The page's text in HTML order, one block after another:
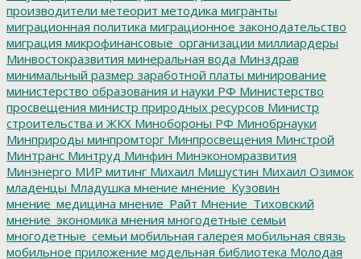
производители метеорит методика мигранты
миграционная политика миграционное законодательство
миграция микрофинансовые_организации миллиардеры
Минвостокразвития минеральная вода Минздрав
минимальный размер заработной платы минирование
министерство образования и науки РФ Министерство
просвещения министр природных ресурсов Министр
строительства и ЖКХ Минобороны РФ Минобрнауки
Минприроды минпромторг Минпросвещения Минстрой
Минтранс Минтруд Минфин Минэкономразвития
Минэнерго МИР митинг Михаил Мишустин Михаил Озимок
младенцы Младушка мнение мнение_Кузовин
мнение_медицина мнение_Райт Мнение_Тиховский
мнение_экономика мнения многодетные семьи
многодетные_семьи мобильная галерея мобильная связь
мобильное приложение модельная библиотека Молодая